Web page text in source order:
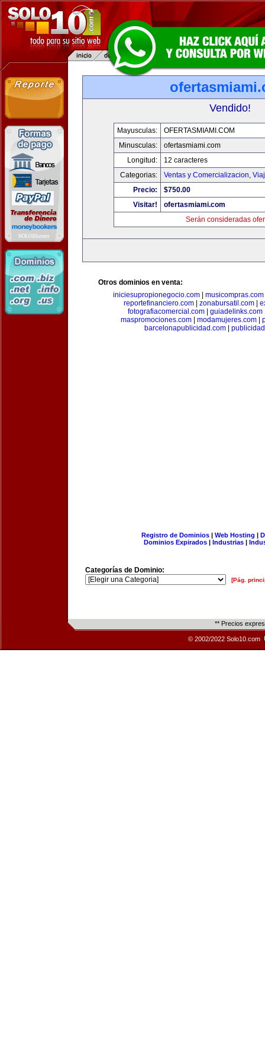
Vendido!
Mayusculas:
OFERTASMIAMI.COM
Minusculas:
ofertasmiami.com
Longitud:
12 caracteres
Categorias:
Ventas y Comercializacion,
Precio:
$750.00
Visitar!
ofertasmiami.com
Serán consideradas
Otros dominios en venta:
iniciesupropionegocio.com
musicompras.com
reportefinanciero.com| zonabursatil.com|
fotografiacomercial.com
guiadelinks.com
maspromociones.com
modamujeres.com
barcelonapublicidad.com|
Registro de Dominios| Web Hosting |
Dominios Expirados | Industrias |
Categorías de Dominio:
[Pág.
** Precios
© 2002/2022 Solo10.com